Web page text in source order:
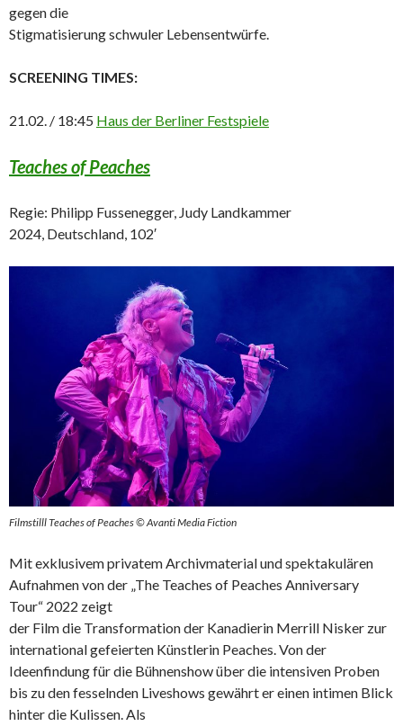
gegen die
Stigmatisierung schwuler Lebensentwürfe.
SCREENING TIMES:
21.02. / 18:45 Haus der Berliner Festspiele
Teaches of Peaches
Regie: Philipp Fussenegger, Judy Landkammer
2024, Deutschland, 102′
Filmstilll Teaches of Peaches© Avanti Media Fiction
Mit exklusivem privatem Archivmaterial und spektakulären
Aufnahmen von der „The Teaches of Peaches Anniversary
Tour“ 2022 zeigt
der Film die Transformation der Kanadierin Merrill Nisker zur
international gefeierten Künstlerin Peaches. Von der
Ideenfindung für die Bühnenshow über die intensiven Proben
bis zu den fesselnden Liveshows gewährt er einen intimen Blick
hinter die Kulissen. Als